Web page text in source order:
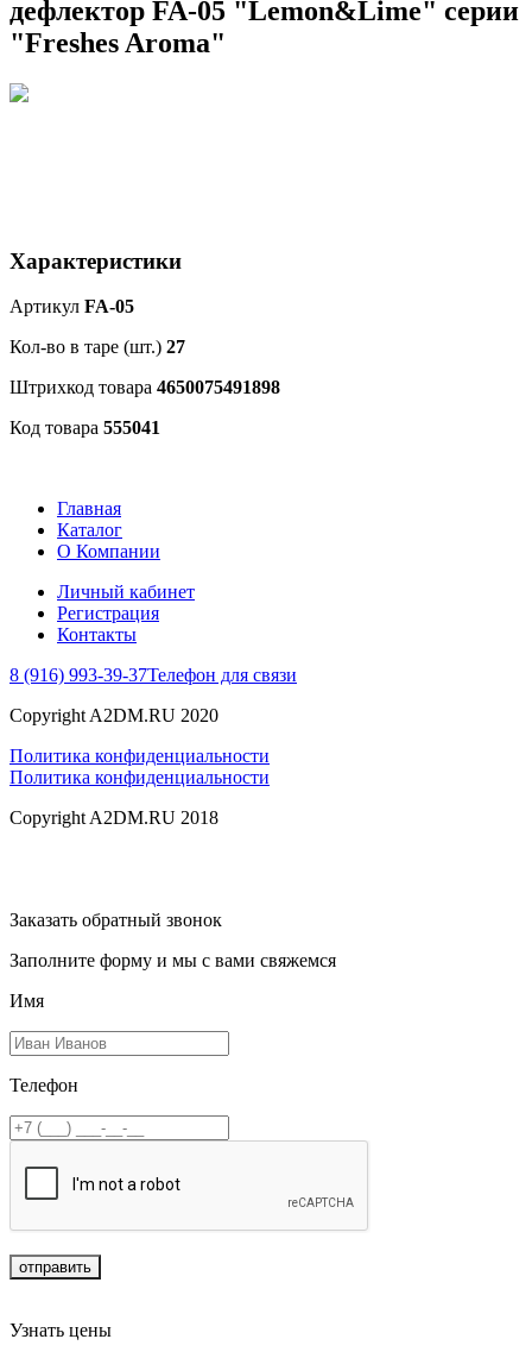
дефлектор FA-05 "Lemon&Lime" серии
"Freshes Aroma"
Характеристики
Артикул FA-05
Кол-во в таре (шт.) 27
Штрихкод товара 4650075491898
Код товара 555041
Главная
Каталог
О Компании
Личный кабинет
Регистрация
Контакты
8 (916) 993-39-37Телефон для связи
Copyright A2DM.RU 2020
Политика конфиденциальности
Политика конфиденциальности
Copyright A2DM.RU 2018
Заказать обратный звонок
Заполните форму и мы с вами свяжемся
Имя
Телефон
отправить
Узнать цены